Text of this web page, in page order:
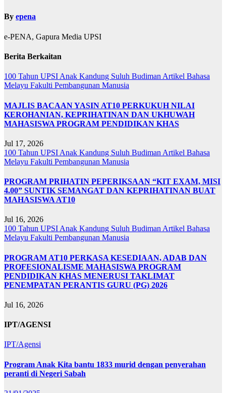
By epena
e-PENA, Gapura Media UPSI
Berita Berkaitan
100 Tahun UPSI Anak Kandung Suluh Budiman Artikel Bahasa
Melayu Fakulti Pembangunan Manusia
MAJLIS BACAAN YASIN AT10 PERKUKUH NILAI
KEROHANIAN, KEPRIHATINAN DAN UKHUWAH
MAHASISWA PROGRAM PENDIDIKAN KHAS
Jul 17, 2026
100 Tahun UPSI Anak Kandung Suluh Budiman Artikel Bahasa
Melayu Fakulti Pembangunan Manusia
PROGRAM PRIHATIN PEPERIKSAAN “KIT EXAM, MISI
4.00” SUNTIK SEMANGAT DAN KEPRIHATINAN BUAT
MAHASISWA AT10
Jul 16, 2026
100 Tahun UPSI Anak Kandung Suluh Budiman Artikel Bahasa
Melayu Fakulti Pembangunan Manusia
PROGRAM AT10 PERKASA KESEDIAAN, ADAB DAN
PROFESIONALISME MAHASISWA PROGRAM
PENDIDIKAN KHAS MENERUSI TAKLIMAT
PENEMPATAN PERANTIS GURU (PG) 2026
Jul 16, 2026
IPT/AGENSI
IPT/Agensi
Program Anak Kita bantu 1833 murid dengan penyerahan
peranti di Negeri Sabah